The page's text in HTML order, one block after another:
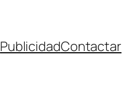
PublicidadContactar